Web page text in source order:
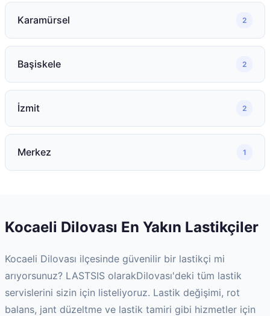
Karamürsel 2
Başiskele 2
İzmit 2
Merkez 1
Kocaeli Dilovası En Yakın Lastikçiler
Kocaeli Dilovası ilçesinde güvenilir bir lastikçi mi
arıyorsunuz? LASTSIS olarakDilovası'deki tüm lastik
servislerini sizin için listeliyoruz. Lastik değişimi, rot
balans, jant düzeltme ve lastik tamiri gibi hizmetler için